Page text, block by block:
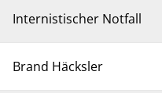
Internistischer Notfall
Brand Häcksler